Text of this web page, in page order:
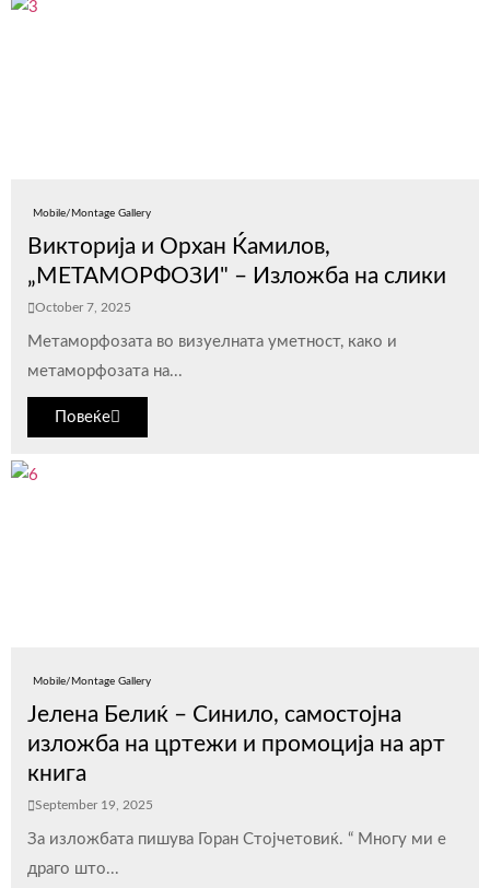
Mobile/Montage Gallery
Викторија и Орхан Ќамилов,
„МЕТАМОРФОЗИ" – Изложба на слики
October 7, 2025
Метаморфозата во визуелната уметнoст, како и
метаморфозата на...
Повеќе
Mobile/Montage Gallery
Јелена Белиќ – Синило, самостојна
изложба на цртежи и промоција на арт
книга
September 19, 2025
За изложбата пишува Горан Стојчетовиќ. “ Многу ми е
драго што...